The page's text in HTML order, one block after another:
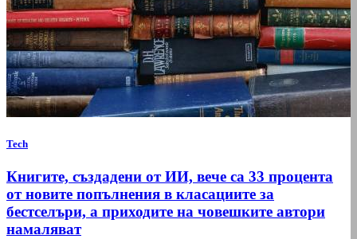
Tech
Книгите, създадени от ИИ, вече са 33 процента
от новите попълнения в класациите за
бестселъри, а приходите на човешките автори
намаляват